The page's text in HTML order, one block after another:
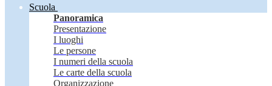
Scuola
Panoramica
Presentazione
I luoghi
Le persone
I numeri della scuola
Le carte della scuola
Organizzazione